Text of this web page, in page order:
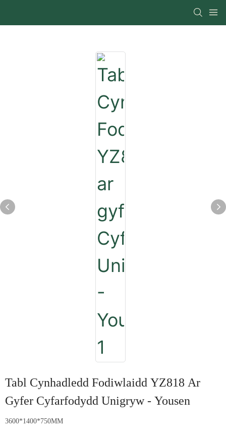
Tabl Cynhadledd Fodiwlaidd YZ818 Ar
Gyfer Cyfarfodydd Unigryw - Yousen
3600*1400*750MM